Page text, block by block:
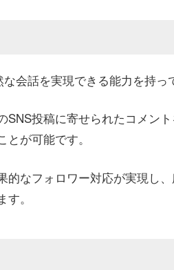
会話を実現できる能力を持っ
SNS投稿に寄せられたコメン
が可能です。
的なフォロワー対応が実現し
。